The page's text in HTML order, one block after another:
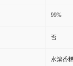
99%
否
水溶香